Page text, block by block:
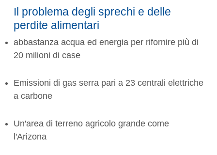
Il problema degli sprechi e delle
perdite alimentari
abbastanza acqua ed energia per rifornire più di
20 milioni di case
Emissioni di gas serra pari a 23 centrali elettriche
a carbone
Un'area di terreno agricolo grande come
l'Arizona